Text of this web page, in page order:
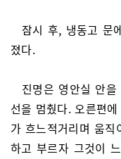
잠시 후, 냉동고 문
졌다.
진명은 영안실 안
선을 멈췄다. 오른편
가 흐느적거리며 움
하고 부르자 그것이